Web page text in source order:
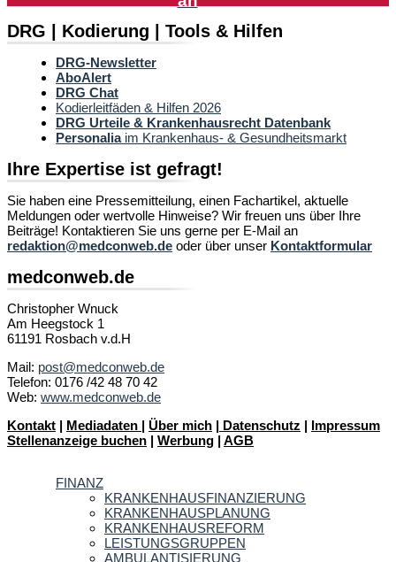
DRG | Kodierung | Tools & Hilfen
DRG-Newsletter
AboAlert
DRG Chat
Kodierleitfäden & Hilfen 2026
DRG Urteile & Krankenhausrecht Datenbank
Personaliaim Krankenhaus- & Gesundheitsmarkt
Ihre Expertise ist gefragt!
Sie haben eine Pressemitteilung, einen Fachartikel, aktuelle
Meldungen oder wertvolle Hinweise? Wir freuen uns über Ihre
Beiträge! Kontaktieren Sie uns gerne per E-Mail an
redaktion@medconweb.de oder über unser Kontaktformular
medconweb.de
Christopher Wnuck
Am Heegstock 1
61191 Rosbach v.d.H
Mail: post@medconweb.de
Telefon: 0176 /42 48 70 42
Web: www.medconweb.de
Kontakt | Mediadaten | Über mich | Datenschutz | Impressum
Stellenanzeige buchen | Werbung | AGB
FINANZ
KRANKENHAUSFINANZIERUNG
KRANKENHAUSPLANUNG
KRANKENHAUSREFORM
LEISTUNGSGRUPPEN
AMBULANTISIERUNG